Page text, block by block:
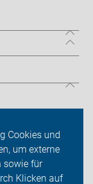
Cookies und
um externe
sowie für
Klicken auf